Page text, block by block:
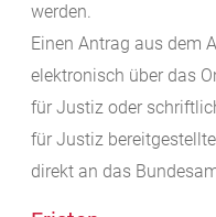
werden.
Einen Antrag aus dem
elektronisch über das
für Justiz oder
für Justiz
direkt an das